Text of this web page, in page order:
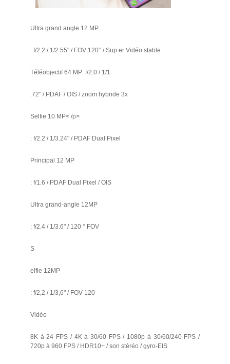
Ultra grand angle 12 MP
: f/2.2 / 1/2.55" / FOV 120° / Sup er Vidéo stable
Téléobjectif 64 MP: f/2.0 / 1/1
.72" / PDAF / OIS / zoom hybride 3x
Selfie 10 MP< /p>
: f/2.2 / 1/3.24" / PDAF Dual Pixel
Principal 12 MP
: f/1.6 / PDAF Dual Pixel / OIS
Ultra grand-angle 12MP
: f/2.4 / 1/3.6" / 120 ° FOV
S
elfie 12MP
: f/2,2 / 1/3,6" / FOV 120
Vidéo
8K à 24 FPS / 4K à 30/60 FPS / 1080p à 30/60/240 FPS /
720p à 960 FPS / HDR10+ / son stéréo / gyro-EIS